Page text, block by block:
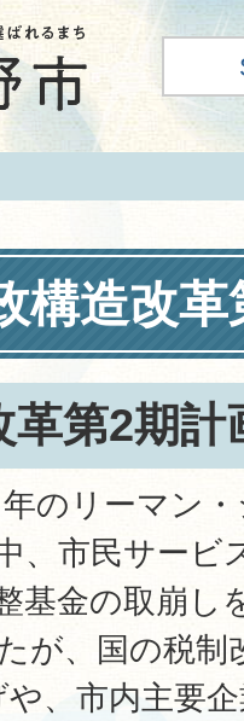
構造改
革第2期計
のリーマン
、市民サービ
基金の取崩し
が、国の税制
、市内主要